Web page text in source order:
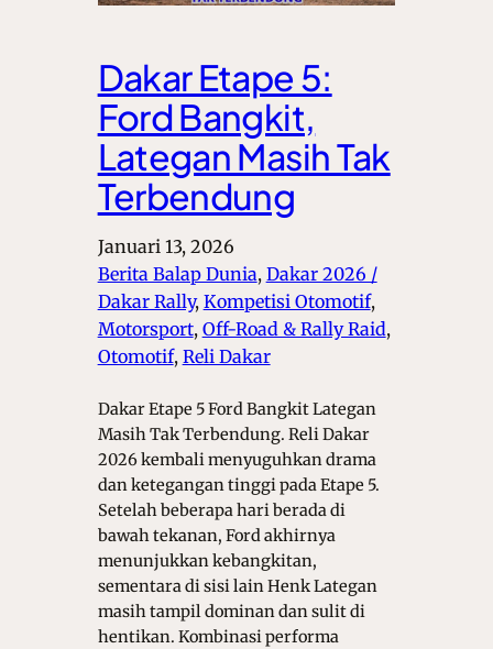
Dakar Etape 5:
Ford Bangkit,
Lategan Masih Tak
Terbendung
Januari 13, 2026
Berita Balap Dunia, Dakar 2026 /
Dakar Rally, Kompetisi Otomotif ,
Motorsport, Off-Road & Rally Raid ,
Otomotif, Reli Dakar
Dakar Etape 5 Ford Bangkit Lategan
Masih Tak Terbendung. Reli Dakar
2026 kembali menyuguhkan drama
dan ketegangan tinggi pada Etape 5.
Setelah beberapa hari berada di
bawah tekanan, Ford akhirnya
menunjukkan kebangkitan,
sementara di sisi lain Henk Lategan
masih tampil dominan dan sulit di
hentikan. Kombinasi performa